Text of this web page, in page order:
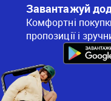
Завантажуй
Комфортні
пропозиції і